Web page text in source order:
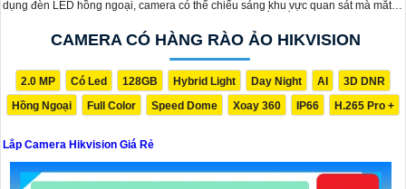
dụng đèn LED hồng ngoại, camera có thể chiếu sáng khu vực quan sát mà mắt
và kiểm soát mọi hoạt động một cách hiệu quả, phù hợp với các khu vực cần
quan sát trong môi trường thiếu sáng.
CAMERA CÓ HÀNG RÀO ẢO HIKVISION
2.0 MP Có Led 128GB Hybrid Light Day Night AI
3D DNR
Hồng Ngoại
Full Color Speed Dome Xoay 360 IP66 H.265 Pro +
Lắp Camera Hikvision Giá Rẻ